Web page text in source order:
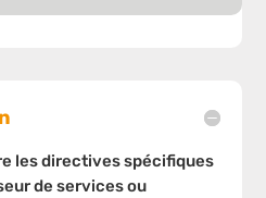
les directives spécifiques
de services ou